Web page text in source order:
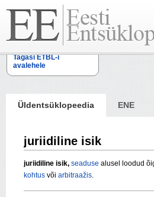
Tagasi ETBL-i
avalehele
Üldentsüklopeedia ENE
juriidiline isik
juriidiline isik, seaduse alusel loodud
kohtus või arbitraažis.